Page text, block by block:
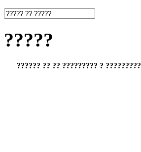
?????
?????? ?? ?? ????????? ? ?????????